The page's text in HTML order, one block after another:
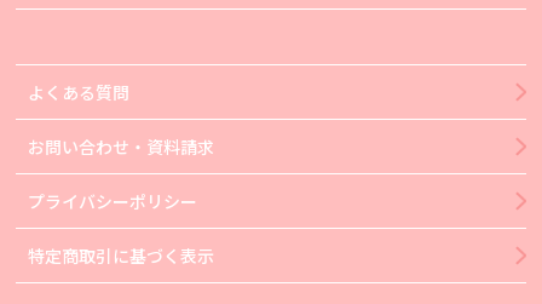
よくある質問
お問い合わせ・資料請求
プライバシーポリシー
特定商取引に基づく表示